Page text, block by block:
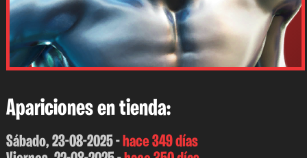
Apariciones en tienda:
Sábado, 23-08-2025 -hace 349 días